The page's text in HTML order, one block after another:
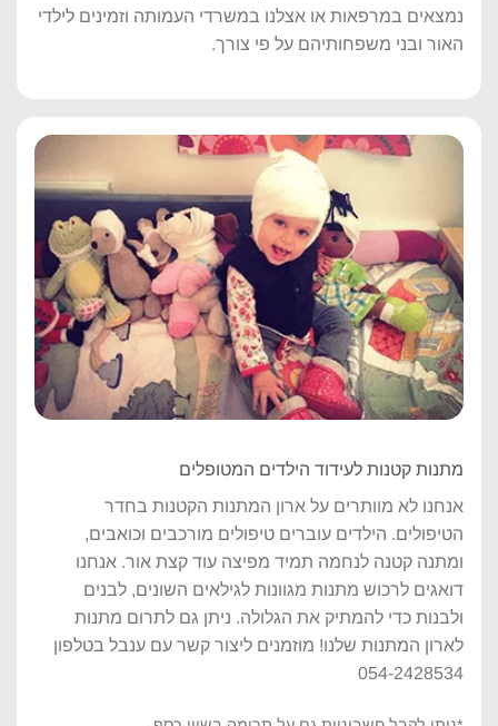
נמצאים במרפאות או אצלנו במשרדי העמותה וזמינים לילדי
האור ובני משפחותיהם על פי צורך.
מתנות קטנות לעידוד הילדים המטופלים
אנחנו לא מוותרים על ארון המתנות הקטנות בחדר
הטיפולים. הילדים עוברים טיפולים מורכבים וכואבים,
ומתנה קטנה לנחמה תמיד מפיצה עוד קצת אור. אנחנו
דואגים לרכוש מתנות מגוונות לגילאים השונים, לבנים
ולבנות כדי להמתיק את הגלולה. ניתן גם לתרום מתנות
לארון המתנות שלנו! מוזמנים ליצור קשר עם ענבל בטלפון
054-2428534